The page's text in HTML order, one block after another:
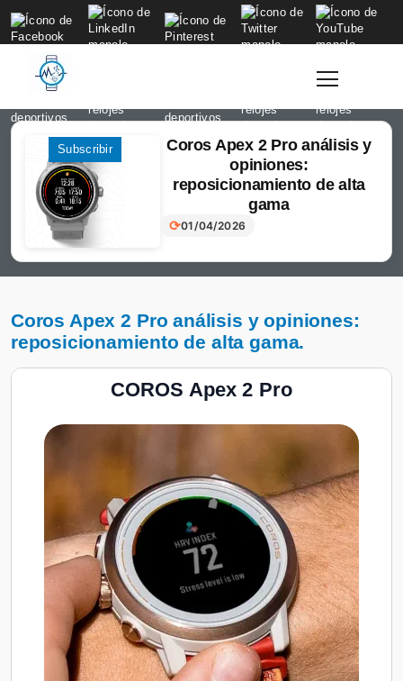
to
content
Subscribir
Coros Apex 2 Pro análisis y
opiniones:
reposicionamiento de alta
gama
⟳01/04/2026
Coros Apex 2 Pro análisis y opiniones:
reposicionamiento de alta gama.
COROS Apex 2 Pro